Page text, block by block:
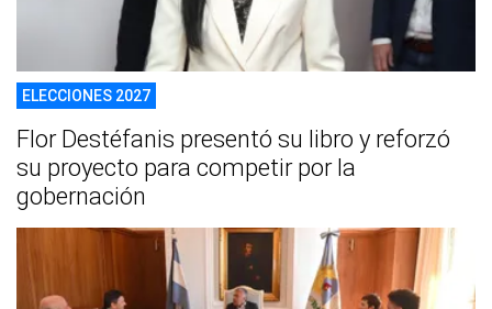
ELECCIONES 2027
Flor Destéfanis presentó su libro y reforzó
su proyecto para competir por la
gobernación